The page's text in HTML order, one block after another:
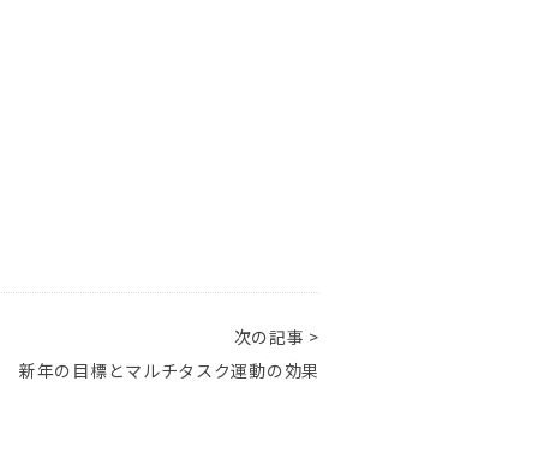
次の記事 >
年の目標とマルチタスク運動の効果